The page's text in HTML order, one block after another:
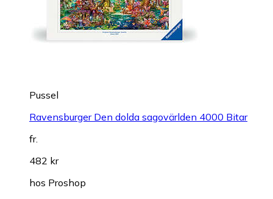
Pussel
Ravensburger Den dolda sagovärlden 4000 Bitar
fr.
482 kr
hos Proshop